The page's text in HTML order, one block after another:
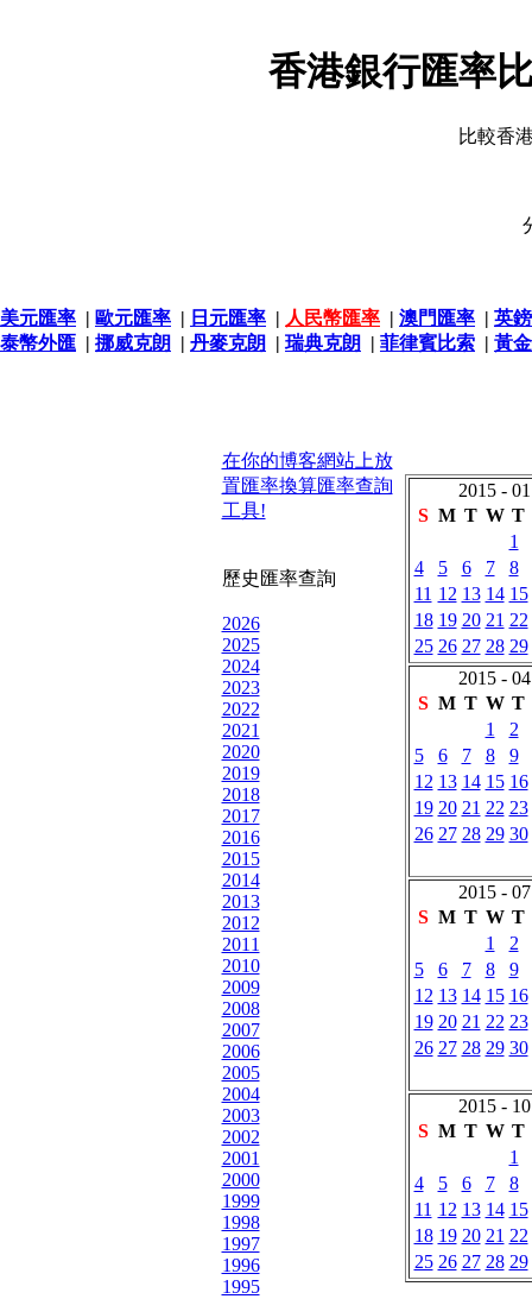
香港銀行匯率
比較香
美元匯率 | 歐元匯率 | 日元匯率 | 人民幣匯率 | 澳門匯率 | 英
泰幣外匯 | 挪威克朗 | 丹麥克朗 | 瑞典克朗 | 菲律賓比索 | 黃
在你的博客網站上放
置匯率換算匯率查詢
工具!
歷史匯率查詢
2026
2025
2024
2023
2022
2021
2020
2019
2018
2017
2016
2015
2014
2013
2012
2011
2010
2009
2008
2007
2006
2005
2004
2003
2002
2001
2000
1999
1998
1997
1996
1995
2015 - 01
S M T W T
1
4
5 6 7
8
11 12 13 14 15
18 19 20 21 22
25 26 27 28 29
2015 - 04
S M T W T
1
2
5
6 7 8
9
12 13 14 15 16
19 20 21 22 23
26 27 28 29 30
2015 - 07
S M T W T
1
2
5
6 7 8
9
12 13 14 15 16
19 20 21 22 23
26 27 28 29 30
2015 - 10
S M T W T
1
4
5 6 7
8
11 12 13 14 15
18 19 20 21 22
25 26 27 28 29